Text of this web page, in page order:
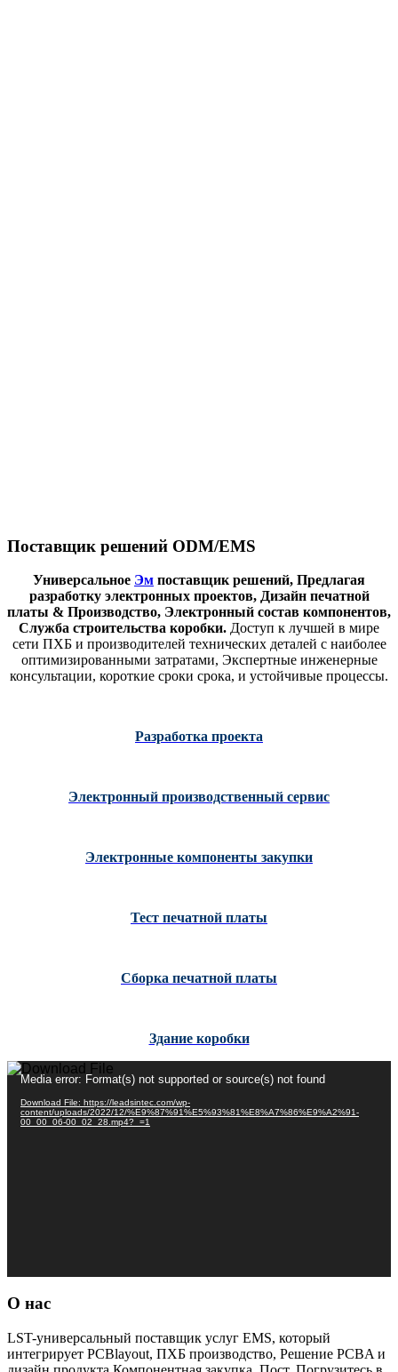
Поставщик решений ODM/EMS
Универсальное Эм поставщик решений, Предлагая
разработку электронных проектов, Дизайн печатной
платы & Производство, Электронный состав компонентов,
Служба строительства коробки. Доступ к лучшей в мире
сети ПХБ и производителей технических деталей с наиболее
оптимизированными затратами, Экспертные инженерные
консультации, короткие сроки срока, и устойчивые процессы.
Разработка проекта
Электронный производственный сервис
Электронные компоненты закупки
Тест печатной платы
Сборка печатной платы
Здание коробки
Video
Player
Media error: Format(s) not supported or source(s) not found
Download File: https://leadsintec.com/wp-
content/uploads/2022/12/%E9%87%91%E5%93%81%E8%A7%86%E9%A2%91-
00_00_06-00_02_28.mp4?_=1
О нас
LST-универсальный поставщик услуг EMS, который
интегрирует PCBlayout, ПХБ производство, Решение PCBA и